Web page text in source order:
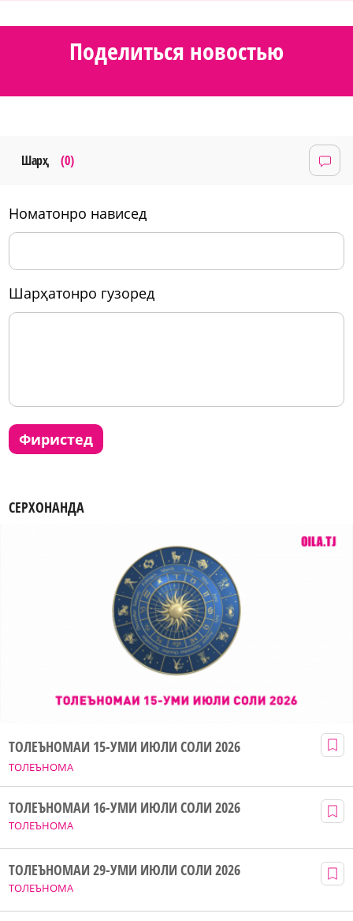
Поделиться новостью
Шарҳ (0)
номатонро нависед
шарҳатонро гузоред
фиристед
СЕРХОНАНДА
ТОЛЕЪНОМА
ТОЛЕЪНОМАИ 15-УМИ ИЮЛИ СОЛИ 2026
ТОЛЕЪНОМА
ТОЛЕЪНОМАИ 16-УМИ ИЮЛИ СОЛИ 2026
ТОЛЕЪНОМА
ТОЛЕЪНОМАИ 29-УМИ ИЮЛИ СОЛИ 2026